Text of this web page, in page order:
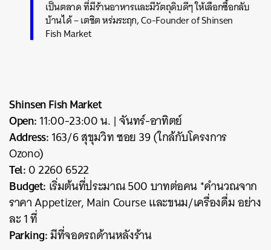
เป็นตลาด ที่มีร้านอาหารและมีวัตถุดิบดีๆ ให้เลือกซื้อกลับ
บ้านได้ – เตชิต หร่มระฤก, Co-Founder of Shinsen
Fish Market
Shinsen Fish Market
Open:11:00-23:00 น. | จันทร์-อาทิตย์
Address:163/6 สุขุมวิท ซอย 39 (ใกล้กับโครงการ
Ozono)
Tel:0 2260 6522
Budget: เริ่มต้นที่ประมาณ 500 บาทต่อคน *คำนวณจาก
ราคา Appetizer, Main Course และขนม/เครื่องดื่ม อย่าง
ละ 1 ที่
Parking:มีที่จอดรถด้านหลังร้าน